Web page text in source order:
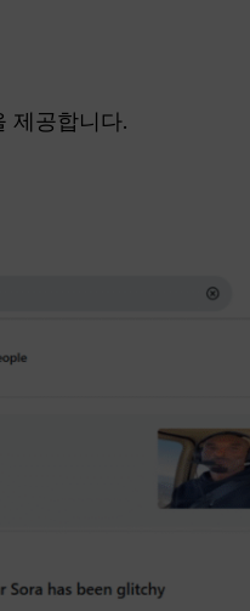
제공합니다.